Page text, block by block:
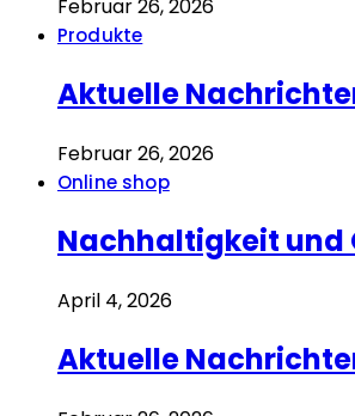
Februar 26, 2026
Produkte
Aktuelle
Februar 26, 2026
Online shop
Nachhaltigkeit und
April 4, 2026
Aktuelle